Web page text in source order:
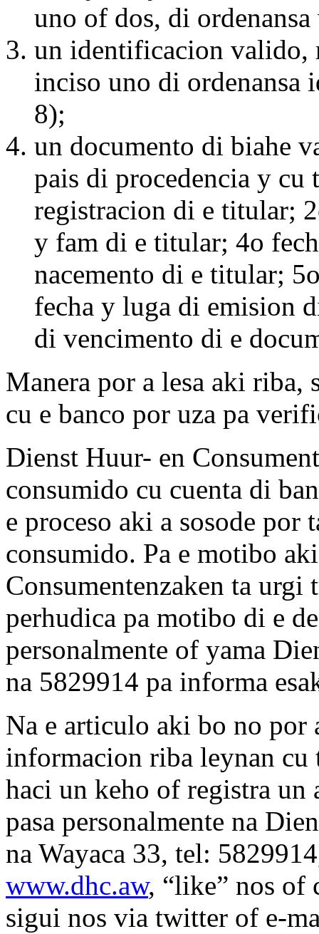
uno of dos, di
un identificacion valido,
inciso uno di ordenansa
8);
un documento di biahe
pais di procedencia y cu
registracion di e titular;
y fam di e titular; 4o
nacemento di e titular;
fecha y luga di emision
di vencimento di e
Manera por a lesa aki riba,
cu e banco por uza pa
Dienst Huur- en
consumido cu cuenta di
e proceso aki a sosode por
consumido. Pa e motibo
Consumentenzaken ta urgi
perhudica pa motibo di e
personalmente of yama
na 5829914 pa informa
Na e articulo aki bo no por
informacion riba leynan cu
haci un keho of registra un
pasa personalmente na
na Wayaca 33, tel:
www.dhc.aw, “like” nos of
sigui nos via twitter of e-